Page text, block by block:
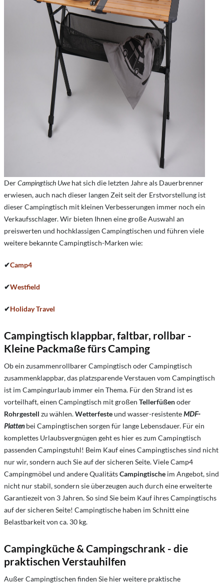
DerCampingtisch Uwehat sich die letzten Jahre als Dauerbrenner
erwiesen, auch nach dieser langen Zeit seit der Erstvorstellung ist
dieser Campingtisch mit kleinen Verbesserungen immer noch ein
Verkaufsschlager. Wir bieten Ihnen eine große Auswahl an
preiswerten und hochklassigen Campingtischen und führen viele
weitere bekannte Campingtisch-Marken wie:
✔Camp4
✔Westfield
✔Holiday Travel
Campingtisch klappbar, faltbar, rollbar -
Kleine Packmaße fürs Camping
Ob ein zusammenrollbarer Campingtisch oderCampingtisch
zusammenklappbar, das platzsparende Verstauen vom Campingtisch
ist im Campingurlaub immer ein Thema. Für den Strand ist es
vorteilhaft, einen Campingtisch mit großen Tellerfüßenoder
Rohrgestell zu wählen.Wetterfesteund wasser-resistenteMDF-
Plattenbei Campingtischen sorgen für lange Lebensdauer. Für ein
komplettes Urlaubsvergnügen geht es hier es zum Campingtisch
passenden Campingstuhl! Beim Kauf eines Campingtisches sind nicht
nur wir, sondern auch Sie auf der sicheren Seite. Viele Camp4
Campingmöbel und andere QualitätsCampingtische im Angebot, sind
nicht nur stabil, sondern sie überzeugen auch durch eine erweiterte
Garantiezeit von 3 Jahren. So sind Sie beim Kauf ihres Campingtischs
auf der sicheren Seite! Campingtische haben im Schnitt eine
Belastbarkeit von ca. 30 kg.
Campingküche & Campingschrank - die
praktischen Verstauhilfen
Außer Campingtischen finden Sie hier weitere praktische